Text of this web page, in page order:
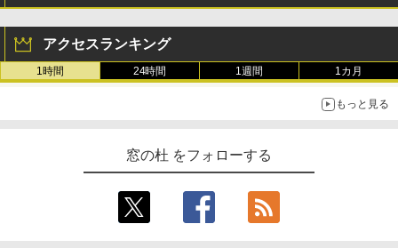
アクセスランキング
1時間 24時間 1週間 1カ月
もっと見る
窓の杜 をフォローする